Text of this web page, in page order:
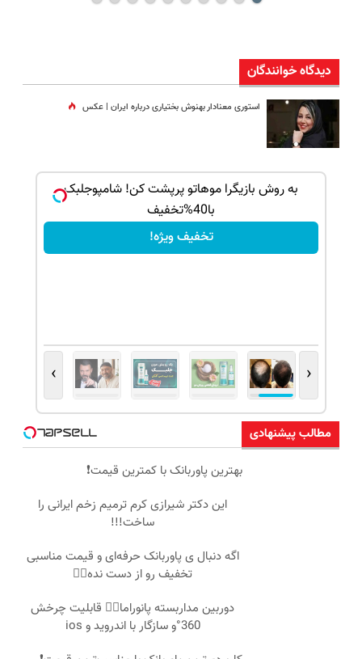
دیدگاه خوانندگان
استوری معنادار بهنوش بختیاری درباره ایران | عکس
به روش بازیگرا موهاتو پرپشت کن! شامپوجلبک
با40%تخفیف
تخفیف ویژه!
‹
›
مطالب پیشنهادی
بهترین پاوربانک با کمترین قیمت❗
این دکتر شیرازی کرم ترمیم زخم ایرانی را
ساخت!!!
اگه دنبال ی پاوربانک حرفه‌ای و قیمت مناسبی
تخفیف رو از دست نده👌🏻
دوربین مداربسته پانوراما👈🏻 قابلیت چرخش
360°و سازگار با اندروید و ios